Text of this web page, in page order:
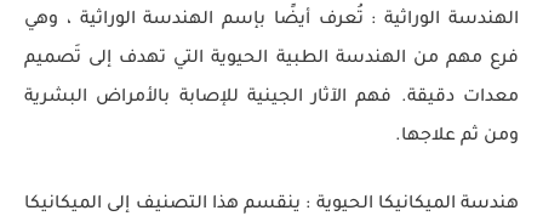
الهندسة الوراثية : تُعرف أيضًا بإسم الهندسة الوراثية ، وهي
فرع مهم من الهندسة الطبية الحيوية التي تهدف إلى تَصميم
معدات دقيقة. فهم الآثار الجينية للإصابة بالأمراض البشرية
ومن ثم علاجها.
هندسة الميكانيكا الحيوية : ينقسم هذا التصنيف إلى الميكانيكا